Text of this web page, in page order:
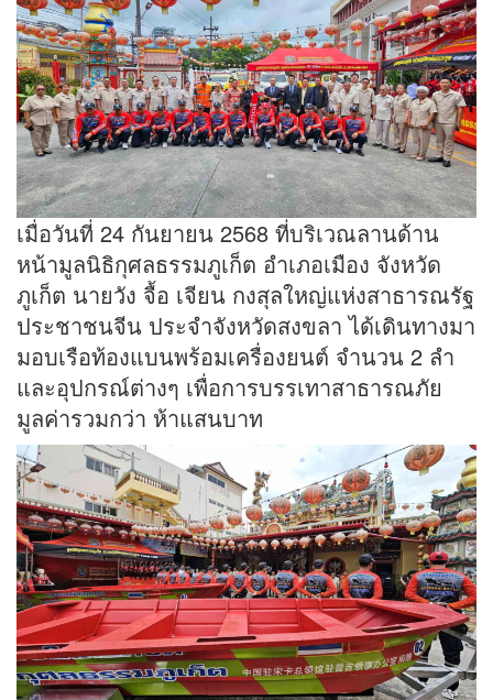
เมื่อวันที่ 24 กันยายน 2568 ที่บริเวณลานด้าน
หน้ามูลนิธิกุศลธรรมภูเก็ต อำเภอเมือง จังหวัด
ภูเก็ต นายวัง จื้อ เจียน กงสุลใหญ่แห่งสาธารณรัฐ
ประชาชนจีน ประจำจังหวัดสงขลา ได้เดินทางมา
มอบเรือท้องแบนพร้อมเครื่องยนต์ จำนวน 2 ลำ
และอุปกรณ์ต่างๆ เพื่อการบรรเทาสาธารณภัย
มูลค่ารวมกว่า ห้าแสนบาท